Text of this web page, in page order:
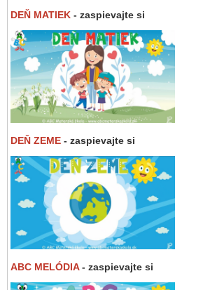
DEŇ MATIEK - zaspievajte si
DEŇ ZEME - zaspievajte si
ABC MELÓDIA- zaspievajte si